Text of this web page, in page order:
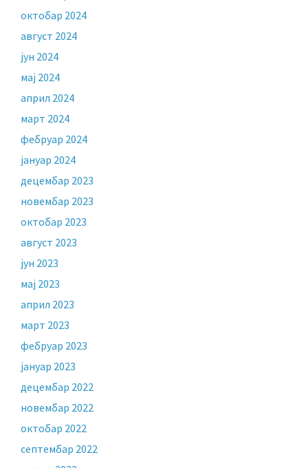
октобар 2024
август 2024
јун 2024
мај 2024
април 2024
март 2024
фебруар 2024
јануар 2024
децембар 2023
новембар 2023
октобар 2023
август 2023
јун 2023
мај 2023
април 2023
март 2023
фебруар 2023
јануар 2023
децембар 2022
новембар 2022
октобар 2022
септембар 2022